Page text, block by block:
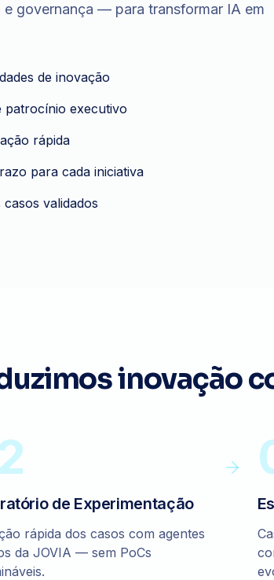
governança — para transformar IA em
de inovação
patrocínio executivo
rápida
para cada iniciativa
validados
inovação
de Experimentação
rápida dos casos com agentes
da JOVIA — sem PoCs